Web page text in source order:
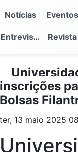
Notícias Eventos
Entrevistas Revista
inscrições
Bolsas
ter, 13 maio 2025